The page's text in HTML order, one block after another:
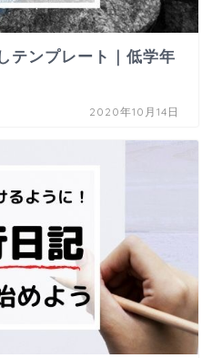
テンプレート｜低学年
2020年10月14日